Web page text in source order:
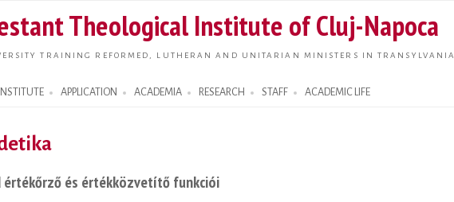
main
content
Theological Institute of Cluj-Napoca
TRAINING REFORMED, LUTHERAN AND UNITARIAN MINISTERS IN TRANSYLVANIA
INSTITUTE APPLICATION ACADEMIA RESEARCH STAFF ACADEMIC LIFE
értékőrző és értékközvetítő funkciói